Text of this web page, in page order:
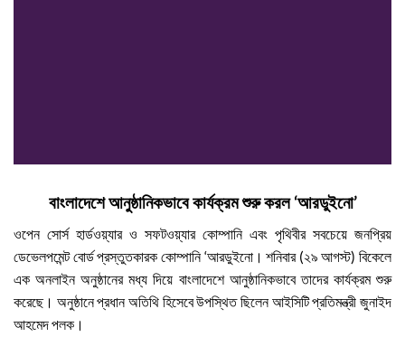
বাংলাদেশে আনুষ্ঠানিকভাবে কার্যক্রম শুরু করল ‘আরডুইনো’
ওপেন সোর্স হার্ডওয়্যার ও সফটওয়্যার কোম্পানি এবং পৃথিবীর সবচেয়ে জনপ্রিয়
ডেভেলপমেন্ট বোর্ড প্রস্তুতকারক কোম্পানি ‘আরডুইনো। শনিবার (২৯ আগস্ট) বিকেলে
এক অনলাইন অনুষ্ঠানের মধ্য দিয়ে বাংলাদেশে আনুষ্ঠানিকভাবে তাদের কার্যক্রম শুরু
করেছে। অনুষ্ঠানে প্রধান অতিথি হিসেবে উপস্থিত ছিলেন আইসিটি প্রতিমন্ত্রী জুনাইদ
আহমেদ পলক।